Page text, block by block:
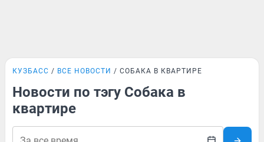
КУЗБАСС ВСЕ НОВОСТИ СОБАКА В КВАРТИРЕ
Новости по тэгу Собака в
квартире